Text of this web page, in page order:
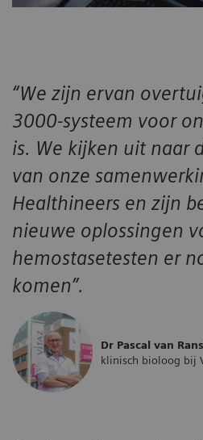
“We zijn ervan
3000-systeem voor
is. We kijken uit naar
van onze
Healthineers en zijn
nieuwe oplossingen
hemostasetesten er
komen”.
Dr Pascal van
klinisch bioloog bij